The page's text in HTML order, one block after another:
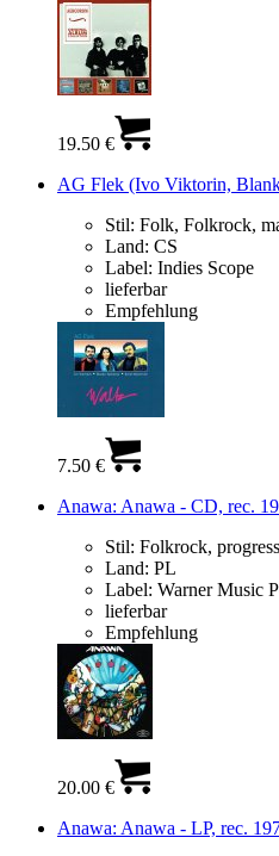
19.50 €
AG Flek (Ivo Viktorin,
Stil: Folk, Folkrock,
Land: CS
Label: Indies Scope
lieferbar
Empfehlung
7.50 €
Anawa: Anawa - CD, rec.
Stil: Folkrock,
Land: PL
Label: Warner Music
lieferbar
Empfehlung
20.00 €
Anawa: Anawa - LP, rec.